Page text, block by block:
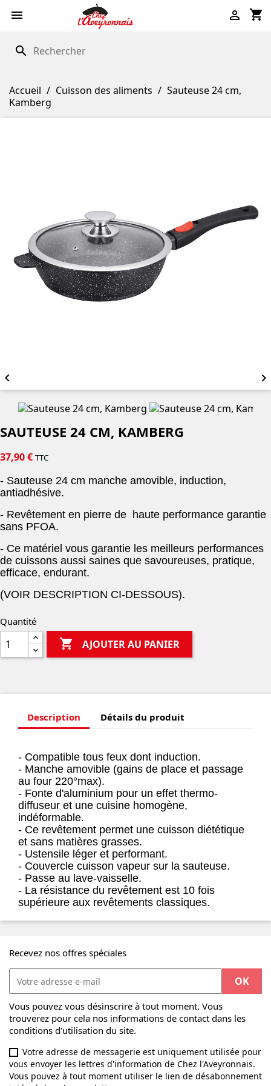
 shopping_cart

search
Accueil Cuisson des aliments
Sauteuse 24 cm,
Kamberg
 
SAUTEUSE 24 CM, KAMBERG
37,90 € TTC
- Sauteuse 24 cm manche amovible, induction,
antiadhésive.
- Revêtement en pierre de haute performance garantie
sans PFOA.
- Ce matériel vous garantie les meilleurs performances
de cuissons aussi saines que savoureuses, pratique,
efficace, endurant.
(VOIR DESCRIPTION CI-DESSOUS).
Quantité
 AJOUTER AU PANIER
Description Détails du produit
- Compatible tous feux dont induction.
- Manche amovible (gains de place et passage
au four 220°max).
- Fonte d'aluminium pour un effet thermo-
diffuseur et une cuisine homogène,
indéformable.
- Ce revêtement permet une cuisson diététique
et sans matières grasses.
- Ustensile léger et performant.
- Couvercle cuisson vapeur sur la sauteuse.
- Passe au lave-vaisselle.
- La résistance du revêtement est 10 fois
supérieure aux revêtements classiques.
Recevez nos offres spéciales
Vous pouvez vous désinscrire à tout moment. Vous
trouverez pour cela nos informations de contact dans les
conditions d'utilisation du site.
Votre adresse de messagerie est uniquement utilisée pour
vous envoyer les lettres d'information de Chez l'Aveyronnais.
Vous pouvez à tout moment utiliser le lien de désabonnement